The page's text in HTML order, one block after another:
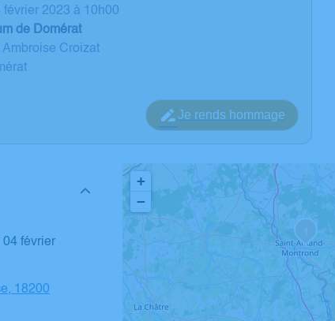
février 2023 à 10h00
de Domérat
Ambroise Croizat
Je rends hommage
18200
1
+
−